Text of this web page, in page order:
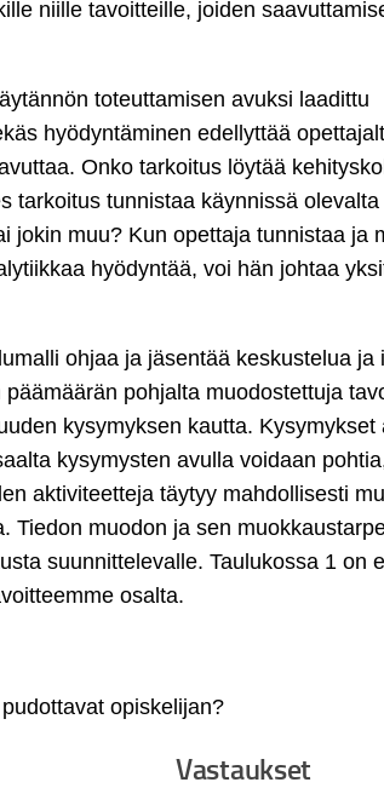
niille tavoitteille, joiden
toteuttamisen avuksi laadittu
hyödyntäminen edellyttää
Onko tarkoitus löytää
tarkoitus tunnistaa käynnissä
jokin muu? Kun opettaja tunnistaa ja
hyödyntää, voi hän johtaa
ohjaa ja jäsentää keskustelua ja
pohjalta muodostettuja
kysymyksen kautta. Kysymykset
kysymysten avulla voidaan
aktiviteetteja täytyy mahdollisesti
Tiedon muodon ja sen
suunnittelevalle. Taulukossa 1 on
osalta.
opiskelijan?
Vastaukset